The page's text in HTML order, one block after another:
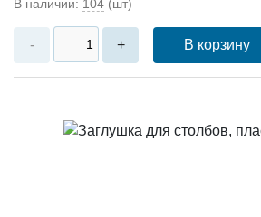
В наличии: 104 (шт)
- + В корзину